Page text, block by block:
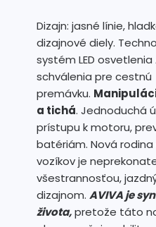
Dizajn: jasné línie,
dizajnové diely.
systém LED osvetlenia
schválenia pre cestnú
premávku.
a tichá. Jednoduchá
prístupu k motoru,
batériám. Nová
vozíkov je
všestrannosťou,
dizajnom. AVIVA je
života,pretože táto